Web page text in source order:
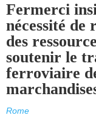
Fermerci
nécessité de
des
soutenir le
ferroviaire
Rome